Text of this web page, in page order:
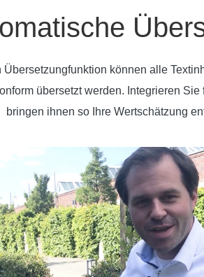
Übersetzungfunktion können alle
übersetzt werden. Integrieren
bringen ihnen so Ihre Wertschätzung